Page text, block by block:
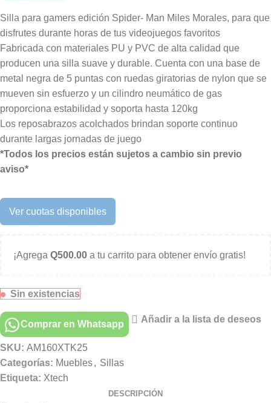
Silla para gamers edición Spider- Man Miles Morales, para que
disfrutes durante horas de tus videojuegos favoritos
Fabricada con materiales PU y PVC de alta calidad que
producen una silla suave y durable. Cuenta con una base de
metal negra de 5 puntas con ruedas giratorias de nylon que se
mueven sin esfuerzo y un cilindro neumático de gas
proporciona estabilidad y soporta hasta 120kg
Los reposabrazos acolchados brindan soporte continuo
durante largas jornadas de juego
*Todos los precios están sujetos a cambio sin previo
aviso*
Ver cuotas disponibles
¡Agrega Q500.00 a tu carrito para obtener envío gratis!
Sin existencias
Comprar en Whatsapp Añadir a la lista de deseos
SKU: AM160XTK25
Categorías: Muebles, Sillas
Etiqueta: Xtech
DESCRIPCIÓN